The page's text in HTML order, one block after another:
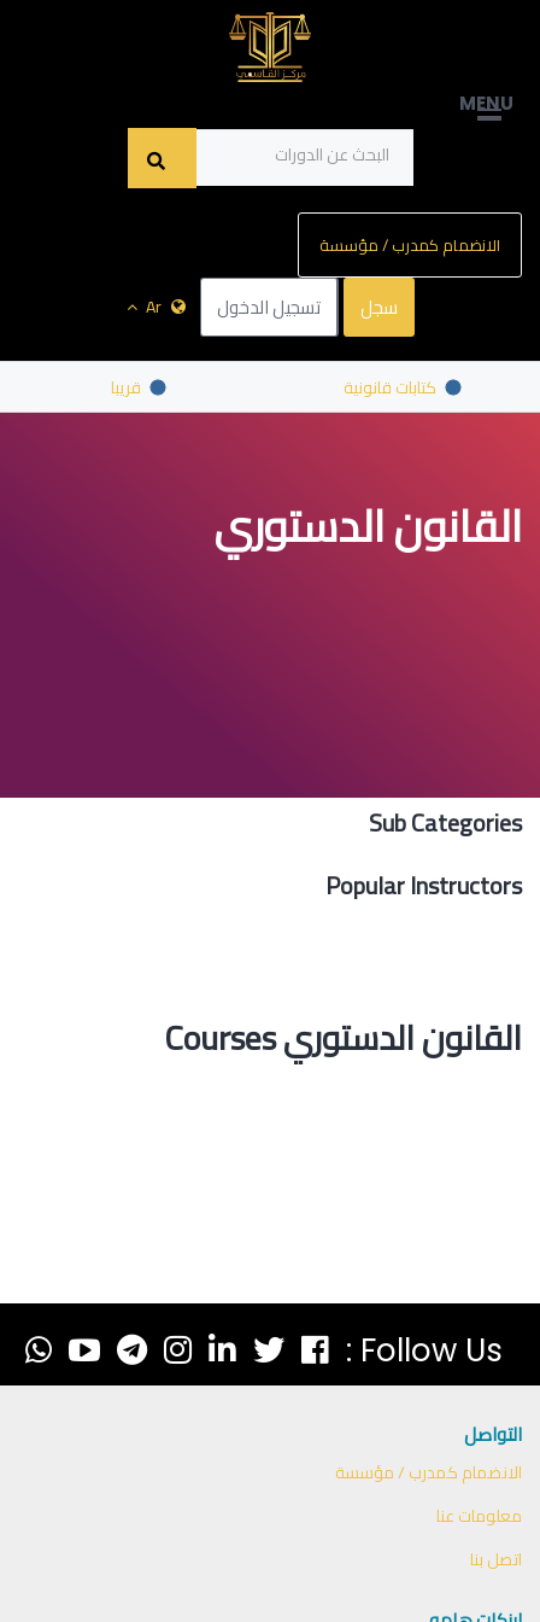
MENU
الانضمام كمدرب / مؤسسة
سجل تسجيل الدخول Ar
كتابات قانونية قريبا
القانون الدستوري
Sub Categories
Popular Instructors
القانون الدستوري Courses
Follow Us :
التواصل
الانضمام كمدرب / مؤسسة
معلومات عنا
اتصل بنا